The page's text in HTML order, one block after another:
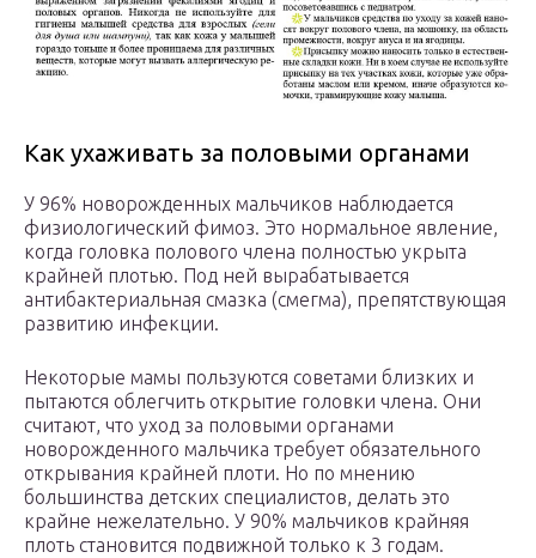
Как ухаживать за половыми органами
У 96% новорожденных мальчиков наблюдается
физиологический фимоз. Это нормальное явление,
когда головка полового члена полностью укрыта
крайней плотью. Под ней вырабатывается
антибактериальная смазка (смегма), препятствующая
развитию инфекции.
Некоторые мамы пользуются советами близких и
пытаются облегчить открытие головки члена. Они
считают, что уход за половыми органами
новорожденного мальчика требует обязательного
открывания крайней плоти. Но по мнению
большинства детских специалистов, делать это
крайне нежелательно. У 90% мальчиков крайняя
плоть становится подвижной только к 3 годам.